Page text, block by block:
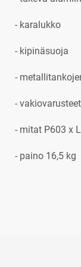
- karalukko
- kipinäsuoja
-
-
- mitat P603 x
- paino 16,5 kg